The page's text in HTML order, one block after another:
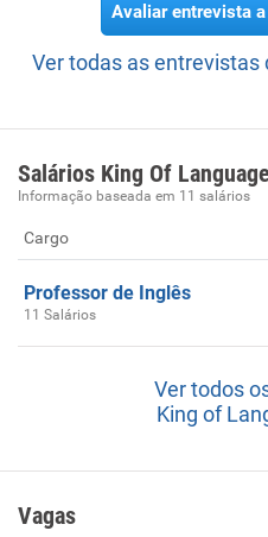
Avaliar entrevista
Ver todas as entrevistas
Salários King Of
Informação baseada em 11 salários
Cargo
Professor de Inglês
11 Salários
Ver todos
King of
Vagas